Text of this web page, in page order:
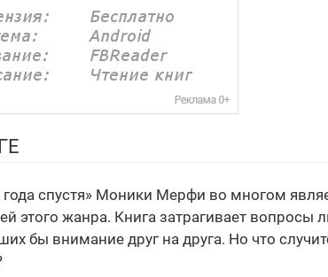
спустя» Моники Мерфи во многом
этого жанра. Книга затрагивает
бы внимание друг на друга. Но что